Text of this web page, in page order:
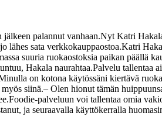
palannut vanhaan.Nyt Katri
lähes sata verkkokauppaostoa.Katri
suuria ruokaostoksia paikan päällä
Hakala naurahtaa.Palvelu tallentaa
on kotona käytössäni kiertävä
siinä.– Olen hionut tämän
Foodie-palveluun voi tallentaa omia
ja seuraavalla käyttökerralla